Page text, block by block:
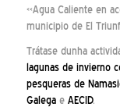
«Agua Caliente en
municipio de El
Trátase dunha
lagunas de invierno
pesqueras de
Galegae AECID.